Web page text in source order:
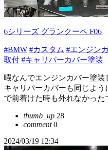
6シリーズ グランクーペ F06
#BMW #カスタム #エンジン
取付 #キャリパーカバー塗装
暇なんでエンジンカバー塗
キャリパーカバーも同じよ
で前着けた時も外れなかった
thumb_up 28
comment0
2024/03/19 12:34